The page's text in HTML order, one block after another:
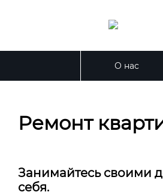
О нас
Ремонт
Занимайтесь своими
себя.